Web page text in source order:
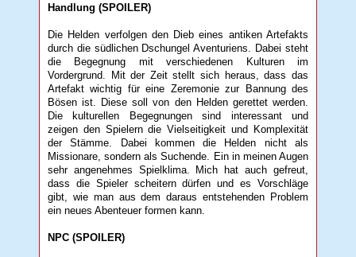
Handlung (SPOILER)
Die Helden verfolgen den Dieb eines antiken Artefakts
durch die südlichen Dschungel Aventuriens. Dabei steht
die Begegnung mit verschiedenen Kulturen im
Vordergrund. Mit der Zeit stellt sich heraus, dass das
Artefakt wichtig für eine Zeremonie zur Bannung des
Bösen ist. Diese soll von den Helden gerettet werden.
Die kulturellen Begegnungen sind interessant und
zeigen den Spielern die Vielseitigkeit und Komplexität
der Stämme. Dabei kommen die Helden nicht als
Missionare, sondern als Suchende. Ein in meinen Augen
sehr angenehmes Spielklima. Mich hat auch gefreut,
dass die Spieler scheitern dürfen und es Vorschläge
gibt, wie man aus dem daraus entstehenden Problem
ein neues Abenteuer formen kann.
NPC (SPOILER)